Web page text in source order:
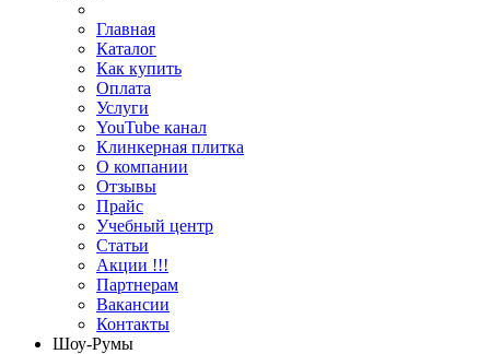
Главная
Каталог
Как купить
Оплата
Услуги
YouTube канал
Клинкерная плитка
О компании
Отзывы
Прайс
Учебный центр
Статьи
Акции !!!
Партнерам
Вакансии
Контакты
Шоу-Румы